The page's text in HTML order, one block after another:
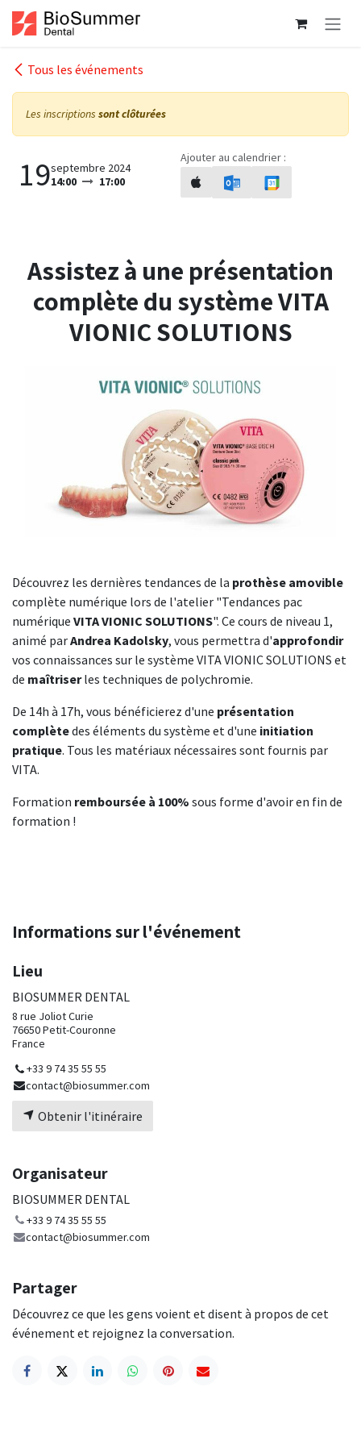
Se rendre au contenu
Tous les événements
Les inscriptions sont clôturées
19septembre 2024
14:00
17:00
Ajouter au calendrier :
Assistez à une présentation
complète du système VITA
VIONIC SOLUTIONS
Découvrez les dernières tendances de la prothèse amovible
complète numérique lors de l'atelier "Tendances pac
numérique VITA VIONIC SOLUTIONS". Ce cours de niveau 1,
animé parAndrea Kadolsky, vous permettra d'approfondir
vos connaissances sur le système VITA VIONIC SOLUTIONS et
de maîtriserles techniques de polychromie.
De 14h à 17h, vous bénéficierez d'une présentation
complètedes éléments du système et d'une initiation
pratique. Tous les matériaux nécessaires sont fournis par
VITA.
Formation remboursée à 100% sous forme d'avoir en fin de
formation !
Informations sur l'événement
Lieu
BIOSUMMER DENTAL
8 rue Joliot Curie
76650 Petit-Couronne
France
+33 9 74 35 55 55
contact@biosummer.com
Obtenir l'itinéraire
Organisateur
BIOSUMMER DENTAL
+33 9 74 35 55 55
contact@biosummer.com
Partager
Découvrez ce que les gens voient et disent à propos de cet
événement et rejoignez la conversation.